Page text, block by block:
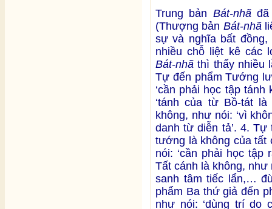
Trung bản Bát-nhãđã
(Thượng bản Bát-nhã
sự và nghĩa bất
nhiều chỗ liệt kê các
Bát-nhã thì thấy nhiều
Tự đến phẩm Tướng
‘cần phải học tập
‘tánh của từ Bồ-tát
không, như nói: ‘vì
danh từ diễn tả’. 4.
tướng là không của tất
nói: ‘cần phải học tập
Tất cánh là không, như
sanh tâm tiếc lẩn,…
phẩm Ba thứ giả đến
như nói: ‘dùng trí do